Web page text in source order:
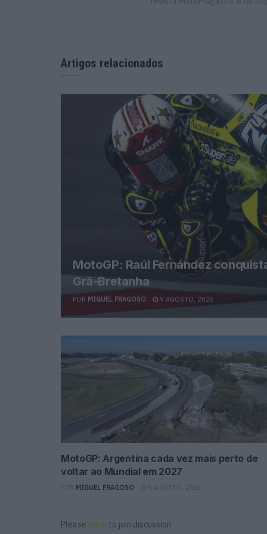
Artigos relacionados
MotoGP: Raúl Fernández
Grã-Bretanha
POR MIGUEL FRAGOSO 9 AGOSTO, 2026
MotoGP: Argentina cada vez mais perto de
voltar ao Mundial em 2027
MIGUEL FRAGOSO 9 AGOSTO, 2026
Please login to join discussion